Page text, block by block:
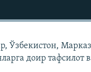
Ўзбекистон,
доир